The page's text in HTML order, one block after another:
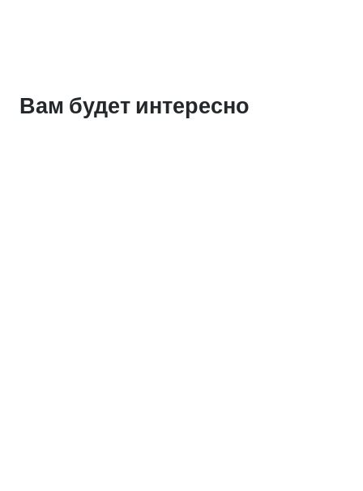
Вам будет интересно